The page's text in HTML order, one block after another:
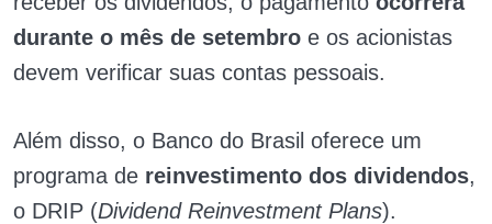
durante o mês de setembro e os acionistas
devem verificar suas contas pessoais.
Além disso, o Banco do Brasil oferece um
programa de reinvestimento dos dividendos,
o DRIP (Dividend Reinvestment Plans).